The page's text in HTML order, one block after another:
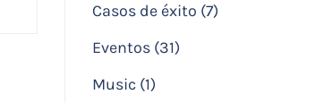
Casos de éxito (7)
Eventos (31)
Music (1)